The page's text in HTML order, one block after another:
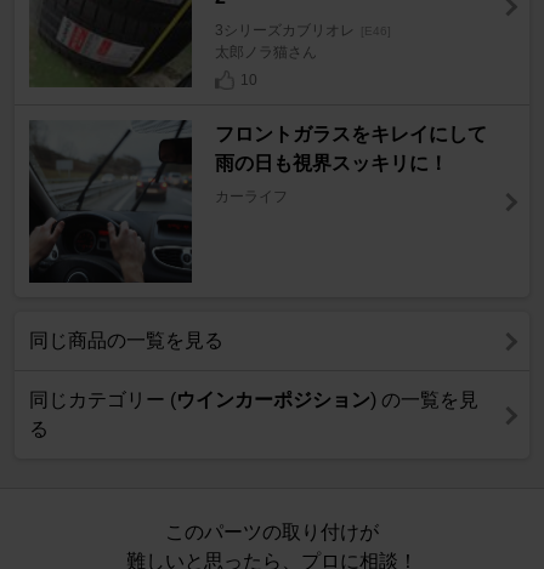
3シリーズカブリオレ [E46]
太郎ノラ猫さん
10
フロントガラスをキレイにして
雨の日も視界スッキリに！
カーライフ
同じ商品の一覧を見る
同じカテゴリー (ウインカーポジション) の一覧を見
る
このパーツの取り付けが
難しいと思ったら、プロに相談！